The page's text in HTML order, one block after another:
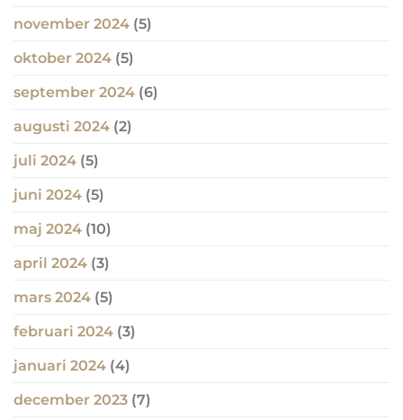
november 2024 (5)
oktober 2024 (5)
september 2024 (6)
augusti 2024 (2)
juli 2024 (5)
juni 2024 (5)
maj 2024 (10)
april 2024 (3)
mars 2024 (5)
februari 2024 (3)
januari 2024 (4)
december 2023 (7)